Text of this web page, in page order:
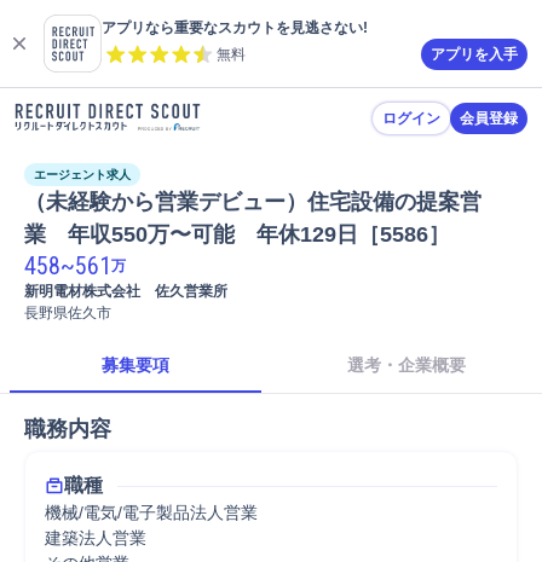
アプリなら重要なスカウトを見逃さない!
無料
アプリを入手
ログイン 会員登録
エージェント求人
（未経験から営業デビュー）住宅設備の提案営
業　年収550万〜可能　年休129日［5586］
458~561 万
新明電材株式会社　佐久営業所
長野県佐久市
募集要項 選考・企業概要
職務内容
職種
機械/電気/電子製品法人営業
建築法人営業